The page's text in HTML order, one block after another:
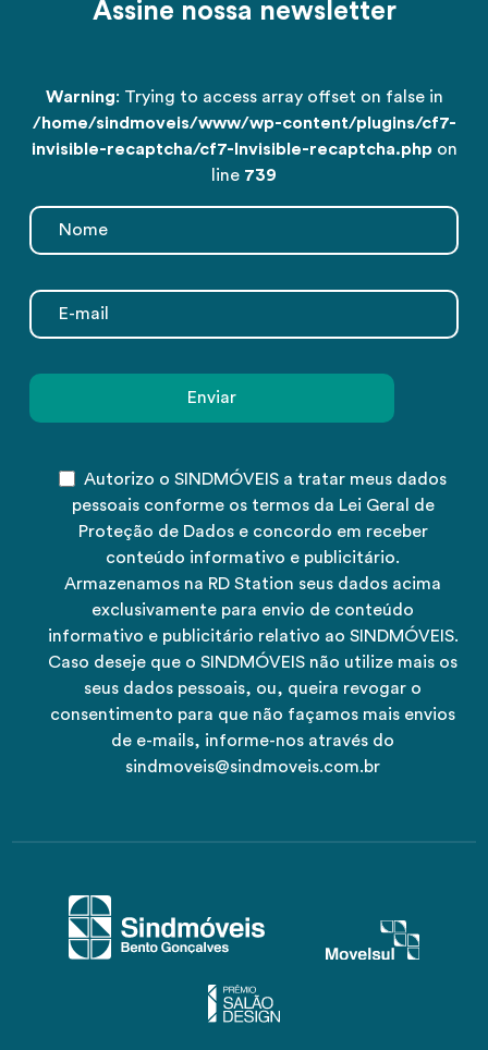
Assine nossa newsletter
Warning: Trying to access array offset on false in
/home/sindmoveis/www/wp-content/plugins/cf7-
invisible-recaptcha/cf7-Invisible-recaptcha.php on
line 739
Autorizo o SINDMÓVEIS a tratar meus dados
pessoais conforme os termos da Lei Geral de
Proteção de Dados e concordo em receber
conteúdo informativo e publicitário.
Armazenamos na RD Station seus dados acima
exclusivamente para envio de conteúdo
informativo e publicitário relativo ao SINDMÓVEIS.
Caso deseje que o SINDMÓVEIS não utilize mais os
seus dados pessoais, ou, queira revogar o
consentimento para que não façamos mais envios
de e-mails, informe-nos através do
sindmoveis@sindmoveis.com.br